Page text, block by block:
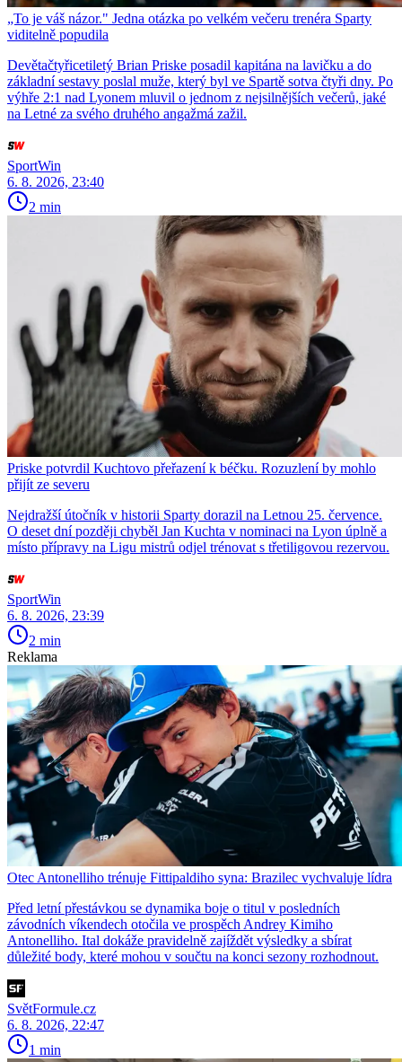
„To je váš názor." Jedna otázka po velkém večeru trenéra Sparty
viditelně popudila
Devětačtyřicetiletý Brian Priske posadil kapitána na lavičku a do
základní sestavy poslal muže, který byl ve Spartě sotva čtyři dny. Po
výhře 2:1 nad Lyonem mluvil o jednom z nejsilnějších večerů, jaké
na Letné za svého druhého angažmá zažil.
SportWin
6. 8. 2026, 23:40
2 min
Priske potvrdil Kuchtovo přeřazení k béčku. Rozuzlení by mohlo
přijít ze severu
Nejdražší útočník v historii Sparty dorazil na Letnou 25. července.
O deset dní později chyběl Jan Kuchta v nominaci na Lyon úplně a
místo přípravy na Ligu mistrů odjel trénovat s třetiligovou rezervou.
SportWin
6. 8. 2026, 23:39
2 min
Reklama
Otec Antonelliho trénuje Fittipaldiho syna: Brazilec vychvaluje lídra
Před letní přestávkou se dynamika boje o titul v posledních
závodních víkendech otočila ve prospěch Andrey Kimiho
Antonelliho. Ital dokáže pravidelně zajíždět výsledky a sbírat
důležité body, které mohou v součtu na konci sezony rozhodnout.
SvětFormule.cz
6. 8. 2026, 22:47
1 min